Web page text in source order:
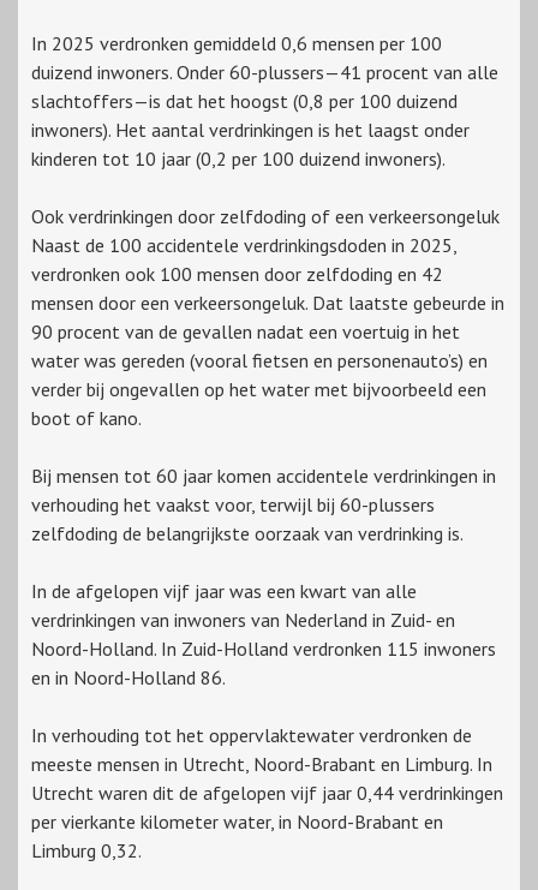
In 2025 verdronken gemiddeld 0,6 mensen per 100
duizend inwoners. Onder 60-plussers—41 procent van alle
slachtoffers—is dat het hoogst (0,8 per 100 duizend
inwoners). Het aantal verdrinkingen is het laagst onder
kinderen tot 10 jaar (0,2 per 100 duizend inwoners).
Ook verdrinkingen door zelfdoding of een verkeersongeluk
Naast de 100 accidentele verdrinkingsdoden in 2025,
verdronken ook 100 mensen door zelfdoding en 42
mensen door een verkeersongeluk. Dat laatste gebeurde in
90 procent van de gevallen nadat een voertuig in het
water was gereden (vooral fietsen en personenauto’s) en
verder bij ongevallen op het water met bijvoorbeeld een
boot of kano.
Bij mensen tot 60 jaar komen accidentele verdrinkingen in
verhouding het vaakst voor, terwijl bij 60-plussers
zelfdoding de belangrijkste oorzaak van verdrinking is.
In de afgelopen vijf jaar was een kwart van alle
verdrinkingen van inwoners van Nederland in Zuid- en
Noord-Holland. In Zuid-Holland verdronken 115 inwoners
en in Noord-Holland 86.
In verhouding tot het oppervlaktewater verdronken de
meeste mensen in Utrecht, Noord-Brabant en Limburg. In
Utrecht waren dit de afgelopen vijf jaar 0,44 verdrinkingen
per vierkante kilometer water, in Noord-Brabant en
Limburg 0,32.